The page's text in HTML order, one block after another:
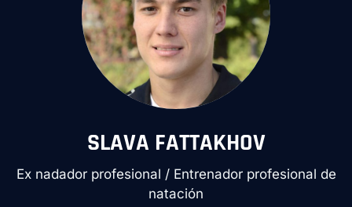
SLAVA FATTAKHOV
Ex nadador profesional / Entrenador profesional de
natación